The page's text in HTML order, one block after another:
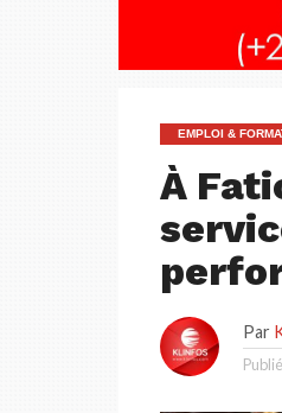
EMPLOI &
À
Par